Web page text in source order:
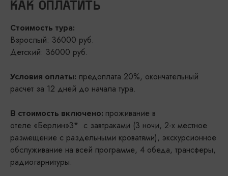
КАК ОПЛАТИТЬ
Стоимость тура:
Взрослый: 36000 руб.
Детский: 36000 руб.
Условия оплаты: предоплата 20%, окончательный
расчет за 12 дней до начала тура.
В стоимость включено: проживание в
отеле «Берлин»3* с завтраками (3 ночи, 2-х местное
размещение с раздельными кроватями), экскурсионное
обслуживание на всей программе, 4 обеда, трансферы,
радиогарнитуры.